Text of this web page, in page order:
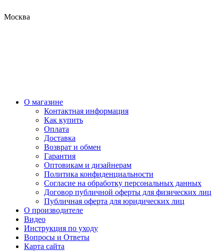
Москва
О магазине
Контактная информация
Как купить
Оплата
Доставка
Возврат и обмен
Гарантия
Оптовикам и дизайнерам
Политика конфиденциальности
Согласие на обработку персональных данных
Договор публичной оферты для физических лиц
Публичная оферта для юридических лиц
О производителе
Видео
Инструкция по уходу
Вопросы и Ответы
Карта сайта